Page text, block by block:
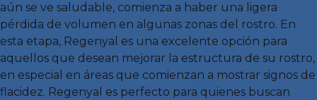
aún se ve saludable, comienza a haber una ligera
pérdida de volumen en algunas zonas del rostro. En
esta etapa, Regenyal es una excelente opción para
aquellos que desean mejorar la estructura de su rostro,
en especial en áreas que comienzan a mostrar signos de
flacidez. Regenyal es perfecto para quienes buscan